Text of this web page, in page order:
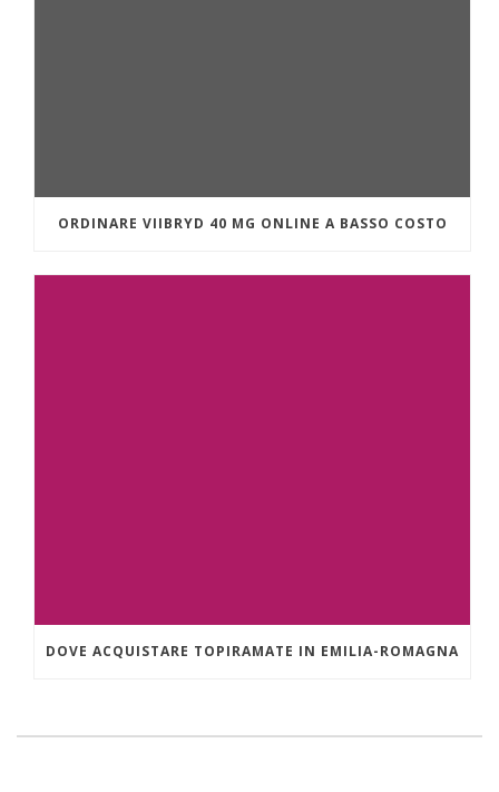
ORDINARE VIIBRYD 40 MG ONLINE A BASSO COSTO
DOVE ACQUISTARE TOPIRAMATE IN EMILIA-ROMAGNA